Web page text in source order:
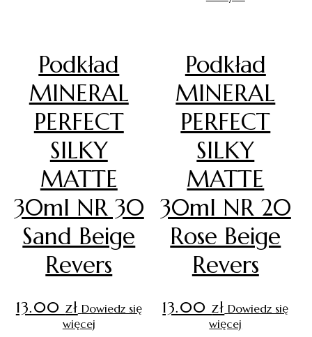
Podkład
MINERAL
PERFECT
SILKY
MATTE
30ml NR 30
Sand Beige
Revers
13.00 zł Dowiedz się
więcej
Podkład
MINERAL
PERFECT
SILKY
MATTE
30ml NR 20
Rose Beige
Revers
13.00zł Dowiedz się
więcej